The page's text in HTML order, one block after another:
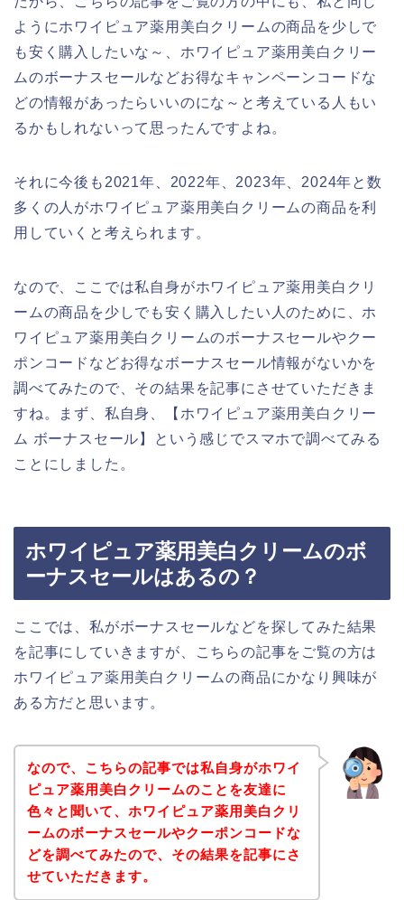
ようにホワイピュア薬用美白クリームの商品を少しで
も安く購入したいな～、ホワイピュア薬用美白クリー
ムのボーナスセールなどお得なキャンペーンコードな
どの情報があったらいいのにな～と考えている人もい
るかもしれないって思ったんですよね。
それに今後も2021年、2022年、2023年、2024年と数
多くの人がホワイピュア薬用美白クリームの商品を利
用していくと考えられます。
なので、ここでは私自身がホワイピュア薬用美白クリ
ームの商品を少しでも安く購入したい人のために、ホ
ワイピュア薬用美白クリームのボーナスセールやクー
ポンコードなどお得なボーナスセール情報がないかを
調べてみたので、その結果を記事にさせていただきま
すね。まず、私自身、【ホワイピュア薬用美白クリー
ム ボーナスセール】という感じでスマホで調べてみる
ことにしました。
ホワイピュア薬用美白クリームのボ
ーナスセールはあるの？
ここでは、私がボーナスセールなどを探してみた結果
を記事にしていきますが、こちらの記事をご覧の方は
ホワイピュア薬用美白クリームの商品にかなり興味が
ある方だと思います。
なので、こちらの記事では私自身がホワイ
ピュア薬用美白クリームのことを友達に
色々と聞いて、ホワイピュア薬用美白クリ
ームのボーナスセールやクーポンコードな
どを調べてみたので、その結果を記事にさ
せていただきます。